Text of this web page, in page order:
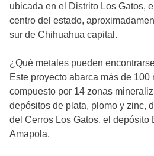
ubicada en el Distrito Los Gatos,
centro del estado,
sur de Chihuahua capital.
¿Qué metales pueden
Este proyecto abarca más de 100
compuesto por 14 zonas
depósitos de plata, plomo y zinc,
del Cerros Los Gatos, el depósito
Amapola.